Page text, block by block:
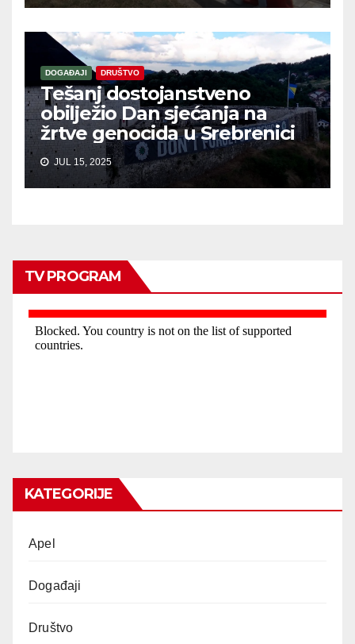
DOGAĐAJI DRUŠTVO
Tešanj dostojanstveno
obilježio Dan sjećanja na
žrtve genocida u Srebrenici
JUL 15, 2025
TV PROGRAM
KATEGORIJE
Apel
Događaji
Društvo